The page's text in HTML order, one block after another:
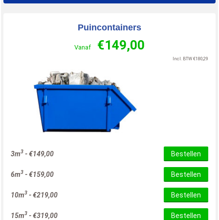
Puincontainers
Vanaf €149,00
Incl. BTW €180,29
3m3 -€149,00 Bestellen
6m3 -€159,00 Bestellen
10m3 -€219,00 Bestellen
15m3 -€319,00 Bestellen